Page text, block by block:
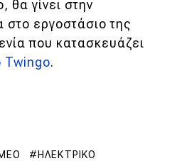
γίνει στην
εργοστάσιο της
​​που κατασκευάζει
Twingo.
ΗΛΕΚΤΡΙΚΌ